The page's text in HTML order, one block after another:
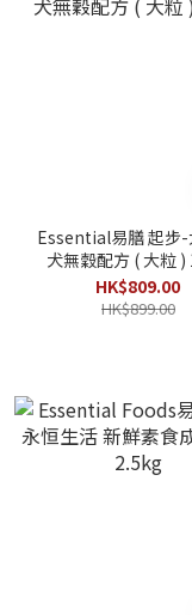
Essential易膳 起步-
犬無穀配方 ( 大粒
HK$809.00
HK$899.00